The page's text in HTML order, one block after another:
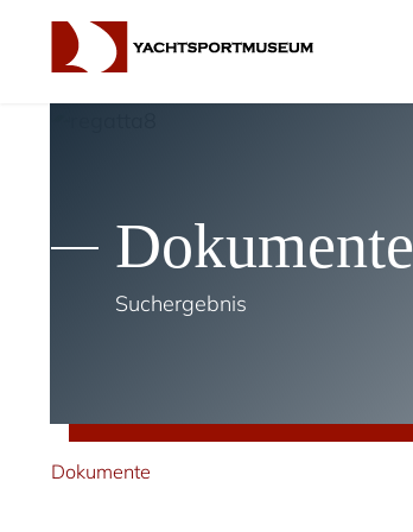
Dokumente
Suchergebnis
Dokumente